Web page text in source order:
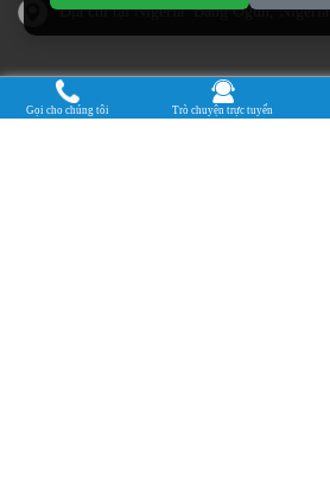
Địa chỉ tại Nigeria: Bang Ogun, Nigeria
Cassava Processing Machine
Gọi cho chúng tôi Trò chuyện trực tuyến